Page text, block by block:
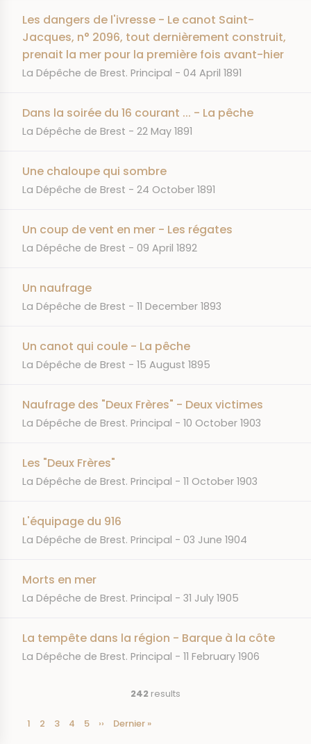
Les dangers de l'ivresse - Le canot Saint-
Jacques, n° 2096, tout dernièrement construit,
prenait la mer pour la première fois avant-hier
JOURNAL
La Dépêche de Brest. Principal DATE
04 April 1891
Dans la soirée du 16 courant ... - La pêche
JOURNAL
La Dépêche de Brest DATE
22 May 1891
Une chaloupe qui sombre
JOURNAL
La Dépêche de Brest DATE
24 October 1891
Un coup de vent en mer - Les régates
JOURNAL
La Dépêche de Brest DATE
09 April 1892
Un naufrage
JOURNAL
La Dépêche de Brest DATE
11 December 1893
Un canot qui coule - La pêche
JOURNAL
La Dépêche de Brest DATE
15 August 1895
Naufrage des "Deux Frères" - Deux victimes
JOURNAL
La Dépêche de Brest. Principal DATE
10 October 1903
Les "Deux Frères"
JOURNAL
La Dépêche de Brest. Principal DATE
11 October 1903
L'équipage du 916
JOURNAL
La Dépêche de Brest. Principal DATE
03 June 1904
Morts en mer
JOURNAL
La Dépêche de Brest. Principal DATE
31 July 1905
La tempête dans la région - Barque à la côte
JOURNAL
La Dépêche de Brest. Principal DATE
11 February 1906
242 results
Pagination
Current
1 Page
2 Page
3 Page
4 Page
5
Next
››
Last
Dernier »